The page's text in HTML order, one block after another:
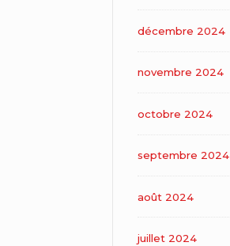
décembre 2024
novembre 2024
octobre 2024
septembre 2024
août 2024
juillet 2024